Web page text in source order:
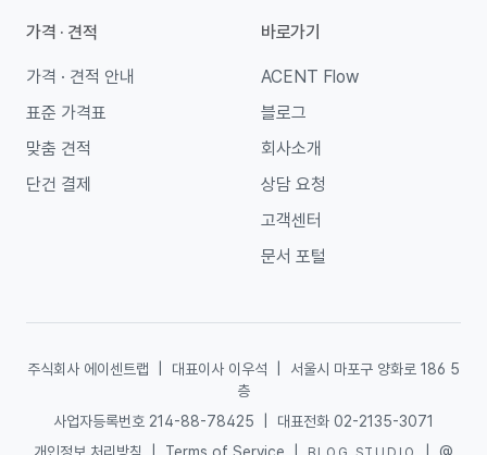
가격 · 견적
가격 · 견적 안내
표준 가격표
맞춤 견적
단건 결제
바로가기
ACENT Flow
블로그
회사소개
상담 요청
고객센터
문서 포털
주식회사 에이센트랩 대표이사 이우석
서울시 마포구 양화로 186 5
층
사업자등록번호 214-88-78425
대표전화 02-2135-3071